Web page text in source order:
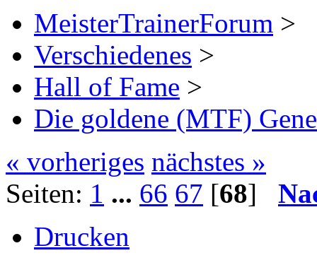
MeisterTrainerForum >
Verschiedenes >
Hall of Fame >
Die goldene (MTF)
« vorheriges nächstes »
Seiten: 1 ... 66 67 [68]
Drucken